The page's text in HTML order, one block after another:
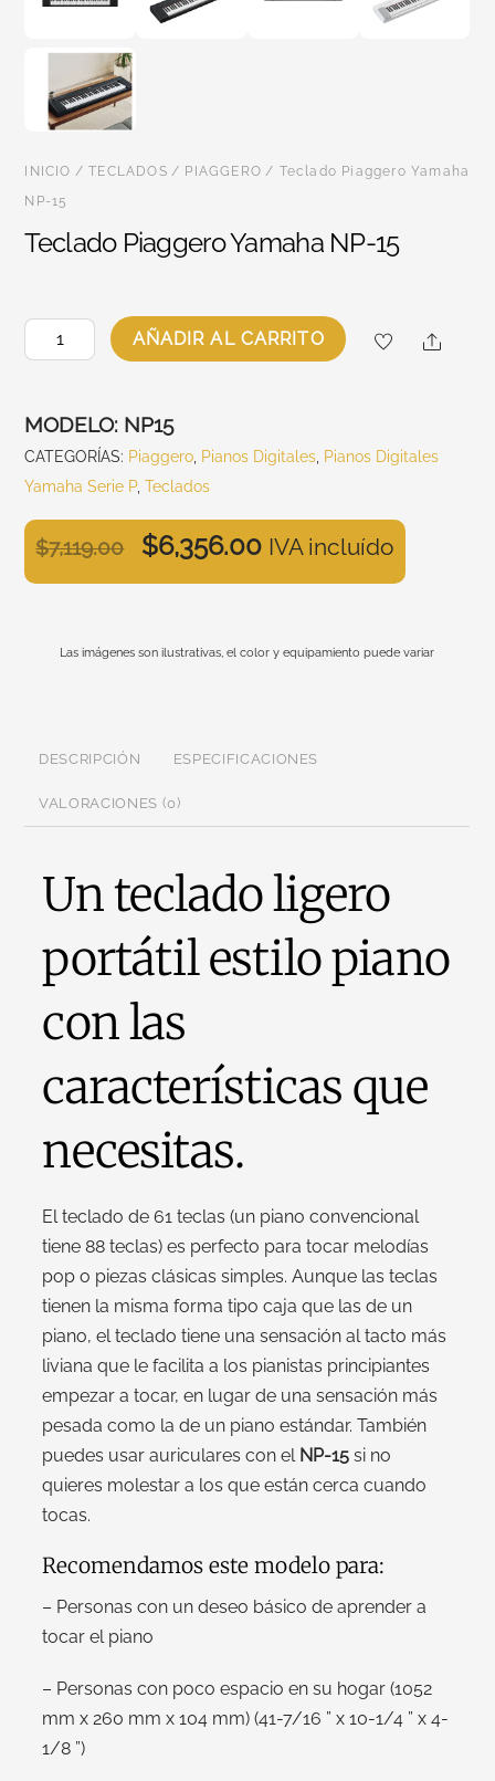
INICIO /TECLADOS/ PIAGGERO / Teclado Piaggero Yamaha
NP-15
Teclado Piaggero Yamaha NP-15
$7,119.00 $6,356.00 IVA incluído
Teclado
Piaggero
NP-
15
cantidad
AÑADIR AL CARRITO Share
MODELO: NP15
CATEGORÍAS: Piaggero, Pianos Digitales, Pianos Digitales
Yamaha Serie P,Teclados
Las imágenes son ilustrativas, el color y equipamiento puede variar
DESCRIPCIÓN ESPECIFICACIONES
VALORACIONES (0)
Un teclado ligero
portátil estilo piano
con las
características que
necesitas.
El teclado de 61 teclas (un piano convencional
tiene 88 teclas) es perfecto para tocar melodías
pop o piezas clásicas simples. Aunque las teclas
tienen la misma forma tipo caja que las de un
piano, el teclado tiene una sensación al tacto más
liviana que le facilita a los pianistas principiantes
empezar a tocar, en lugar de una sensación más
pesada como la de un piano estándar. También
puedes usar auriculares con el NP-15 si no
quieres molestar a los que están cerca cuando
tocas.
Recomendamos este modelo para:
– Personas con un deseo básico de aprender a
tocar el piano
– Personas con poco espacio en su hogar (1052
mm x 260 mm x 104 mm) (41-7/16 ” x 10-1/4 ” x 4-
1/8 ”)